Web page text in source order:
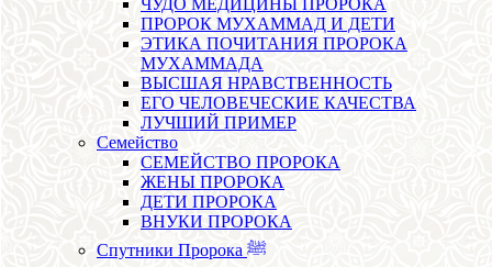
ПРОРОК МУХАММАД И ДЕТИ
ЭТИКА ПОЧИТАНИЯ ПРОРОКА
МУХАММАДА
ВЫСШАЯ НРАВСТВЕННОСТЬ
ЕГО ЧЕЛОВЕЧЕСКИЕ КАЧЕСТВА
ЛУЧШИЙ ПРИМЕР
Семейство
СЕМЕЙСТВО ПРОРОКА
ЖЕНЫ ПРОРОКА
ДЕТИ ПРОРОКА
ВНУКИ ПРОРОКА
Спутники Пророка ﷺ